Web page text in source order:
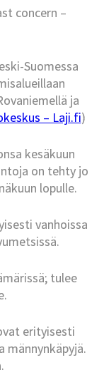
concern –
Suomessa
ja
– Laji.fi)
kesäkuun
on tehty jo
lopulle.
vanhoissa
tulee
erityisesti
männynkäpyjä.